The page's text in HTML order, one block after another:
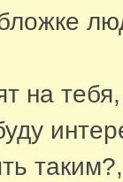
на
таким?,